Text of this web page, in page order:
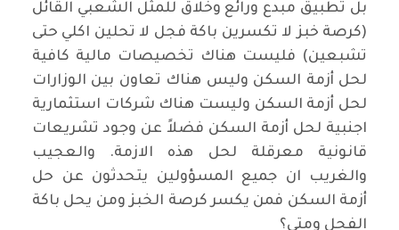
بل تطبيق مبدع ورائع وخلاق للمثل الشعبي القائل
(كرصة خبز لا تكسرين باكة فجل لا تحلين اكلي حتى
تشبعين) فليست هناك تخصيصات مالية كافية
لحل أزمة السكن وليس هناك تعاون بين الوزارات
لحل أزمة السكن وليست هناك شركات استثمارية
اجنبية لحل أزمة السكن فضلاً عن وجود تشريعات
قانونية معرقلة لحل هذه الازمة. والعجيب
والغريب ان جميع المسؤولين يتحدثون عن حل
أزمة السكن فمن يكسر كرصة الخبز ومن يحل باكة
الفجل ومتى؟